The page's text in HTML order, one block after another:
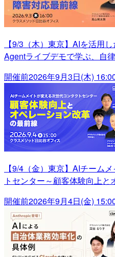
【9/3（木）東京】AIを活用
Agentライブデモで学ぶ、自
開催前2026年9月3日(木)
【9/4（金）東京】AIチーム
トセンター～顧客体験向上
開催前2026年9月4日(金)